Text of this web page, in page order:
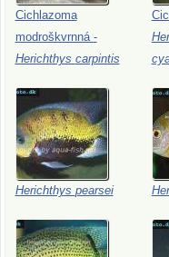
Cichlazoma
modroškvrnná -
Herichthys carpintis
Herichthys pearsei